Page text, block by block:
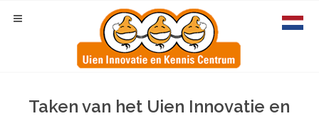
Taken van het Uien Innovatie en